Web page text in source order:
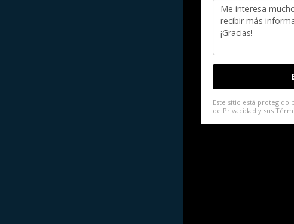
Este sitio está protegido
de Privacidad y sus